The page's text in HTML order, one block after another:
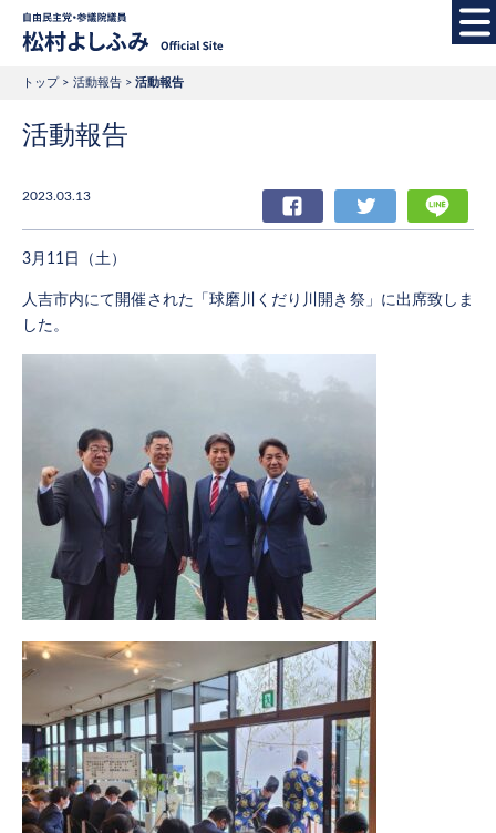
自由民主党・参議
トップ 活動報告 活動報告
活動報告
2023.03.13 Facebook Twitter
3月11日（土）
人吉市内にて開催された「球磨川くだり川開き祭」に出席致しま
した。